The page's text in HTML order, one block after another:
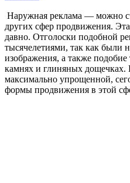
Наружная реклама — можно
других сфер продвижения.
давно. Отголоски подобной
тысячелетиями, так как были
изображения, а также подобие
камнях и глиняных
максимально упрощенной,
формы продвижения в этой